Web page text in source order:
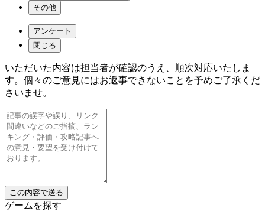
その他
アンケート
閉じる
いただいた内容は担当者が確認のうえ、順次対応いたしま
す。個々のご意見にはお返事できないことを予めご了承くだ
さいませ。
ゲームを探す